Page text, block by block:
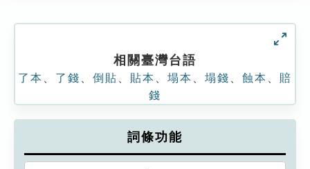
相關臺灣台語
了本 了錢 倒貼 貼本 塌本 塌錢 蝕本
賠
錢
詞條功能